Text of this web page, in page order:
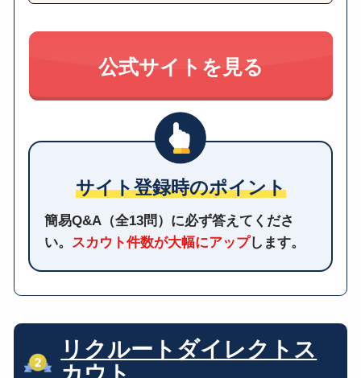
公式サイトを見る
サイト登録時のポイント
簡易Q&A（全13問）に必ず答えてくださ
い。
スカウト件数が大幅にアップします。
リクルートダイレクトス